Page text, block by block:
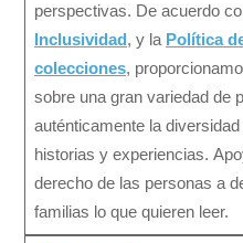
perspectivas. De acuerdo
Inclusividad, y la Política
colecciones,
sobre una gran variedad de
auténticamente la
historias y experiencias.
derecho de las personas a
familias lo que quieren leer.